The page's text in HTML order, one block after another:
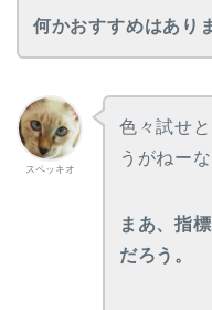
何かおすすめはあり
スペッキオ
色々試せ
うがねーな
まあ、指
だろう。